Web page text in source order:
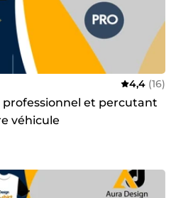
4,4 (16)
professionnel et percutant
véhicule